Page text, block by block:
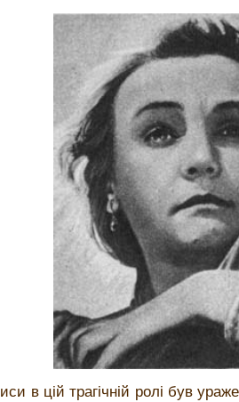
в цій трагічній ролі був